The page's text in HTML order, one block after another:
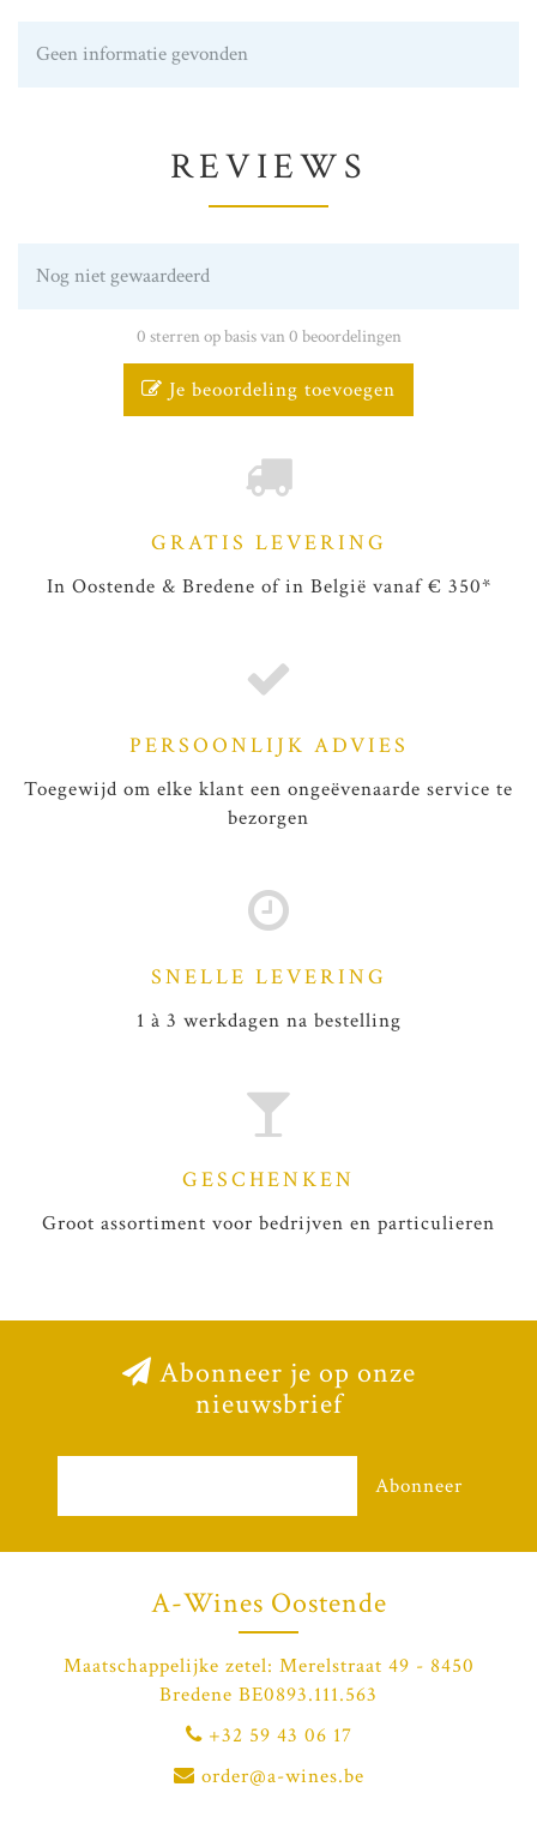
Geen informatie gevonden
REVIEWS
Nog niet gewaardeerd
0 sterren op basis van 0 beoordelingen
Je beoordeling toevoegen
GRATIS LEVERING
In Oostende & Bredene of in België vanaf € 350*
PERSOONLIJK ADVIES
Toegewijd om elke klant een ongeëvenaarde service te
bezorgen
SNELLE LEVERING
1 à 3 werkdagen na bestelling
GESCHENKEN
Groot assortiment voor bedrijven en particulieren
Abonneer je op onze
nieuwsbrief
Abonneer
A-Wines Oostende
Maatschappelijke zetel: Merelstraat 49 - 8450
Bredene BE0893.111.563
+32 59 43 06 17
order@a-wines.be